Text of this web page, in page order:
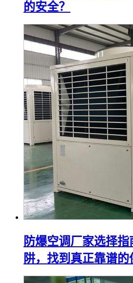
的安全？
防爆空调厂家选择
阱，找到真正靠谱的